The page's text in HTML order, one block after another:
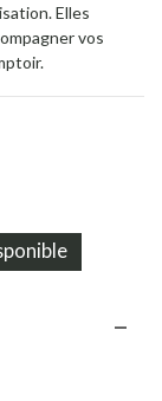
Elles
vos